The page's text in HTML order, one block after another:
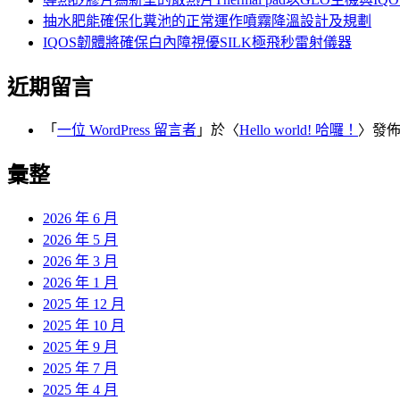
抽水肥能確保化糞池的正常運作噴霧降溫設計及規劃
IQOS韌體將確保白內障視優SILK極飛秒雷射儀器
近期留言
「 一位 WordPress 留言者 」於〈Hello world! 哈囉！ 〉發
彙整
2026 年 6 月
2026 年 5 月
2026 年 3 月
2026 年 1 月
2025 年 12 月
2025 年 10 月
2025 年 9 月
2025 年 7 月
2025 年 4 月